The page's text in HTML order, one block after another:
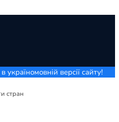
україномовній версії сайту!
стран